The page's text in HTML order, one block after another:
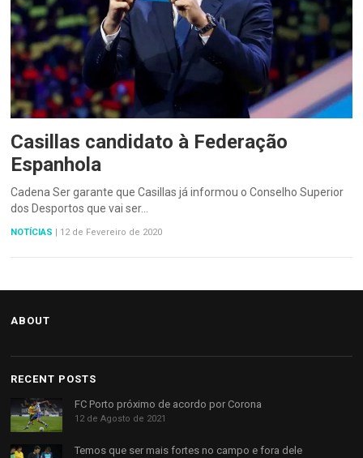
Casillas candidato à Federação
Espanhola
Cadena Ser garante que Casillas já informou o Conselho Superior
dos Desportos que vai ser…
NOTÍCIAS | 12 de Fevereiro de 2020
ABOUT
RECENT POSTS
FC Porto próximo de acordo por Corona
12 de Agosto de 2021
Temos que ser mais fortes no campo e fora dele